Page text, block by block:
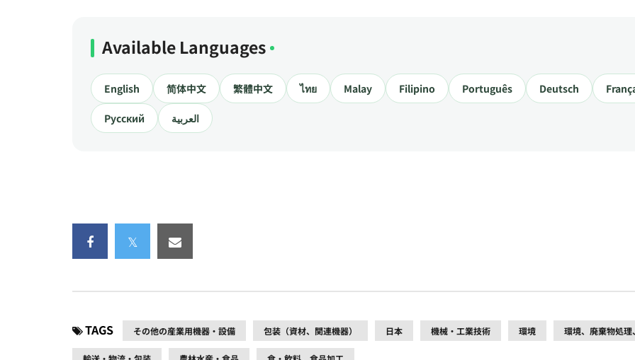
Available Languages
English 简体中文 繁體中文 ไทย Malay Filipino Português Deutsch
Русский العربية
TAGS その他の産業用機器・設備 包装（資材、関連機器） 日本 機械・工業技術 環境 環境、廃棄物処